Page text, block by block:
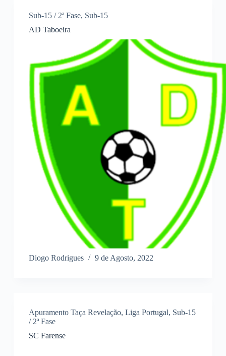
Sub-15 / 2ª Fase, Sub-15
AD Taboeira
Diogo Rodrigues 9 de Agosto, 2022
Apuramento Taça Revelação, Liga Portugal, Sub-15
/ 2ª Fase
SC Farense